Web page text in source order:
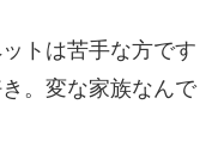
トは苦手な方です
。変な家族なんで